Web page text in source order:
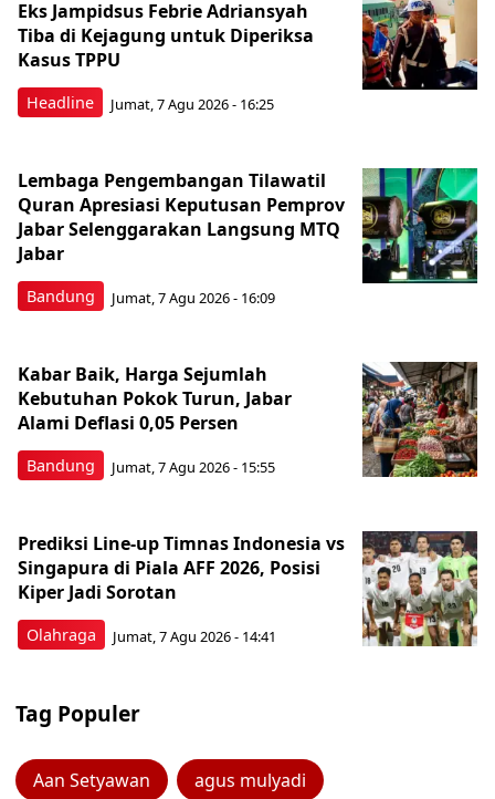
Headline
Eks Jampidsus Febrie Adriansyah
Tiba di Kejagung untuk Diperiksa
Kasus TPPU
Jumat, 7 Agu 2026 - 16:25
Bandung
Lembaga Pengembangan Tilawatil
Quran Apresiasi Keputusan Pemprov
Jabar Selenggarakan Langsung MTQ
Jabar
Jumat, 7 Agu 2026 - 16:09
Bandung
Kabar Baik, Harga Sejumlah
Kebutuhan Pokok Turun, Jabar
Alami Deflasi 0,05 Persen
Jumat, 7 Agu 2026 - 15:55
Olahraga
Prediksi Line-up Timnas Indonesia vs
Singapura di Piala AFF 2026, Posisi
Kiper Jadi Sorotan
Jumat, 7 Agu 2026 - 14:41
Tag Populer
Aan Setyawan agus mulyadi